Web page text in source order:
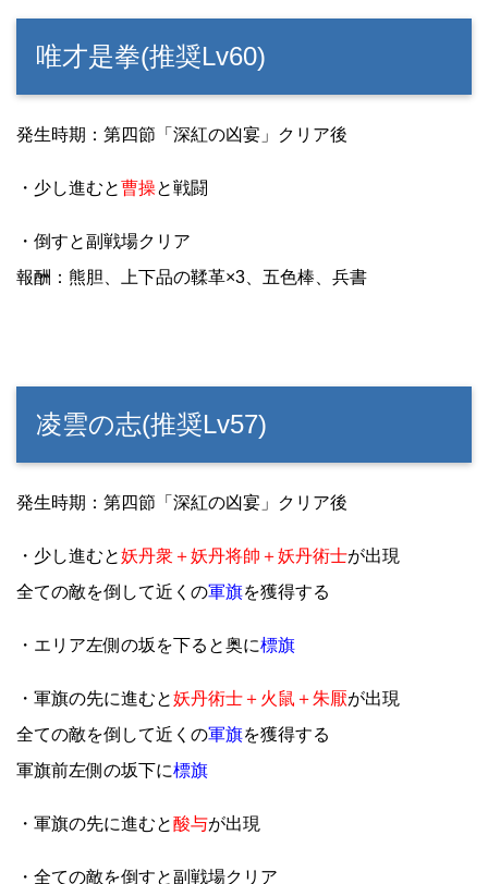
唯才是拳(推奨Lv60)
発生時期：第四節「深紅の凶宴」クリア後
・少し進むと曹操と戦闘
・倒すと副戦場クリア
報酬：熊胆、上下品の鞣革×3、五色棒、兵書
凌雲の志(推奨Lv57)
発生時期：第四節「深紅の凶宴」クリア後
・少し進むと妖丹衆＋妖丹将帥＋妖丹術士が出現
全ての敵を倒して近くの軍旗を獲得する
・エリア左側の坂を下ると奥に標旗
・軍旗の先に進むと妖丹術士＋火鼠＋朱厭が出現
全ての敵を倒して近くの軍旗を獲得する
軍旗前左側の坂下に標旗
・軍旗の先に進むと酸与が出現
・全ての敵を倒すと副戦場クリア